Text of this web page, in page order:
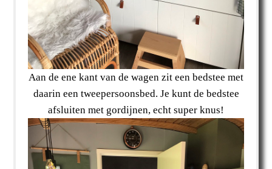
Aan de ene kant van de wagen zit een bedstee met
daarin een tweepersoonsbed. Je kunt de bedstee
afsluiten met gordijnen, echt super knus!